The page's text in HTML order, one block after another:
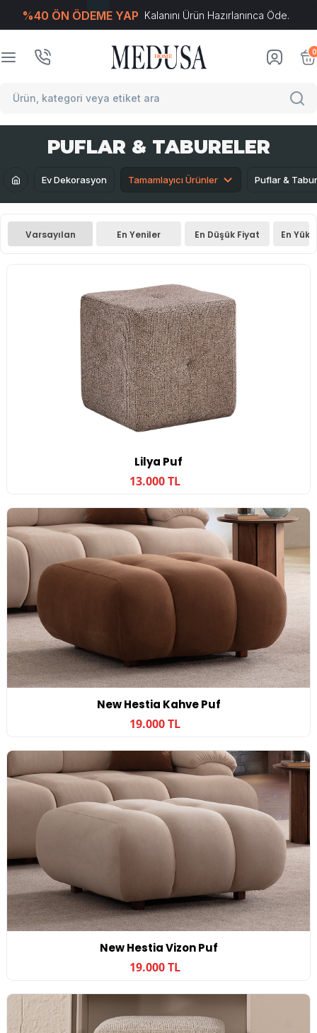
%40 ÖN ÖDEME YAP Kalanını Ürün Hazırlanınca Öde.
0
PUFLAR & TABURELER
Ev Dekorasyon Tamamlayıcı Ürünler Puflar &
Varsayılan En Yeniler En Düşük Fiyat En
Lilya Puf
13.000 TL
New Hestia Kahve Puf
19.000 TL
New Hestia Vizon Puf
19.000 TL
T-Soft E-Ticaret Sistemleriyle Hazırlanmıştır.